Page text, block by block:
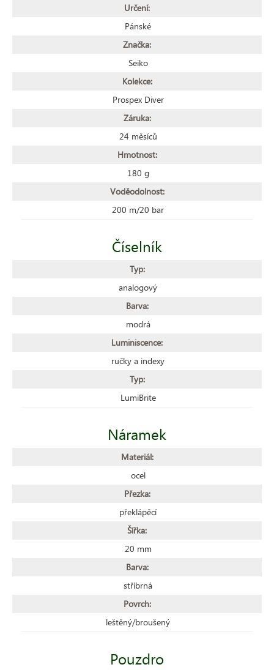
Určení:
Pánské
Značka:
Seiko
Kolekce:
Prospex Diver
Záruka:
24 měsíců
Hmotnost:
180 g
Voděodolnost:
200 m/20 bar
Číselník
Typ:
analogový
Barva:
modrá
Luminiscence:
ručky a indexy
Typ:
LumiBrite
Náramek
Materiál:
ocel
Přezka:
překlápěcí
Šířka:
20 mm
Barva:
stříbrná
Povrch:
leštěný/broušený
Pouzdro